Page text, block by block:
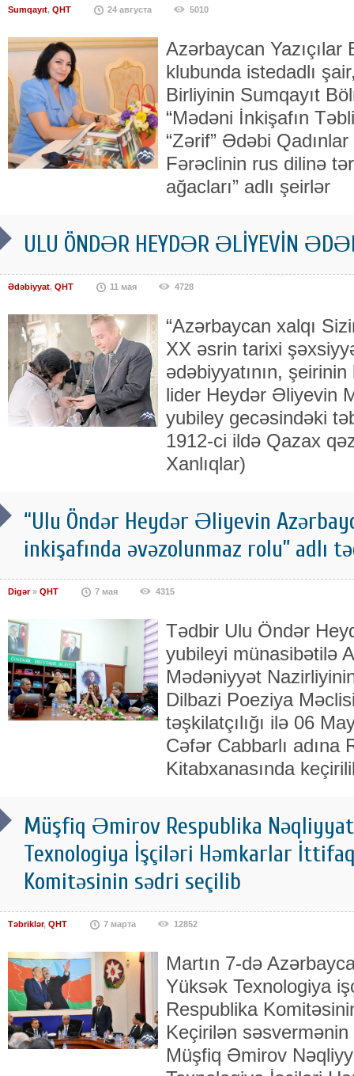
Sumqayıt, QHT 24 августа 5010
Azərbaycan Yazıçılar
klubunda istedadlı
Birliyinin Sumqayıt
“Mədəni İnkişafın
“Zərif” Ədəbi
Fərəclinin rus dilinə
ağacları” adlı şeirlər
ULU ÖNDƏR HEYDƏR ƏLİYEVİN
Ədəbiyyat, QHT 11 мая 4728
“Azərbaycan xalqı
XX əsrin tarixi
ədəbiyyatının,
lider Heydər Əliyevin
yubiley gecəsindəki
1912-ci ildə Qazax
Xanlıqlar)
“Ulu Öndər Heydər Əliyevin
inkişafında əvəzolunmaz rolu” adlı
Digər» QHT 7 мая 4315
Tədbir Ulu Öndər
yubileyi münasibətilə
Mədəniyyət
Dilbazi Poeziya
təşkilatçılığı ilə 06
Cəfər Cabbarlı adına
Kitabxanasında
Müşfiq Əmirov Respublika
Texnologiya İşçiləri Həmkarlar
Komitəsinin sədri seçilib
Təbriklər, QHT 7 марта 12852
Martın 7-də
Yüksək Texnologiya
Respublika
Keçirilən
Müşfiq Əmirov